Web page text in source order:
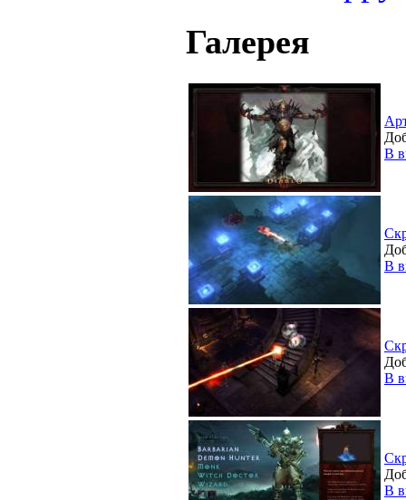
Галерея
В
В
В
В